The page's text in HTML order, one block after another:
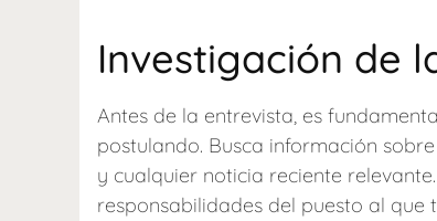
Investigación de
Antes de la entrevista, es
postulando. Busca información
y cualquier noticia reciente
responsabilidades del puesto al